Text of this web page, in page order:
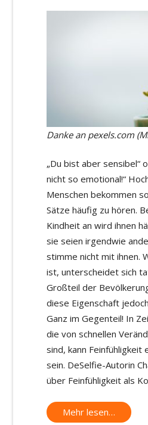
Danke an pexels.com
„Du bist aber sensibel“
nicht so emotional!“
Menschen bekommen
Sätze häufig zu hören.
Kindheit an wird ihnen
sie seien irgendwie
stimme nicht mit ihnen.
ist, unterscheidet sich
Großteil der
diese Eigenschaft
Ganz im Gegenteil! In
die von schnellen
sind, kann Feinfühligkeit
sein. DeSelfie-Autorin
über Feinfühligkeit als
Mehr lesen…